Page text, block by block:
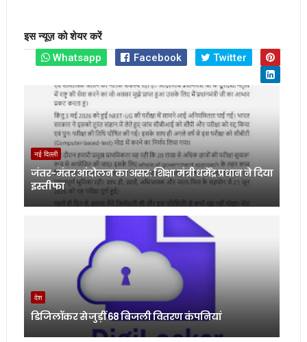
इस न्यूज़ को शेयर करें
Whatsapp
Facebook Twitter
नई दिल्ली
जंतर-मंतर आंदोलन का असर: शिक्षा मंत्री धर्मेंद्र प्रधान ने दिया
इस्तीफा
देश
डिजिलॉकर से जुड़ीं 68 बिजली वितरण कंपनियां